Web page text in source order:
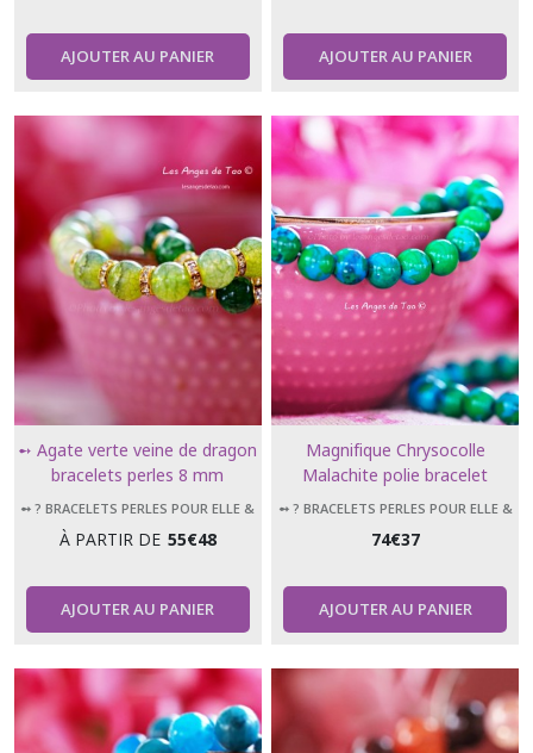
AJOUTER AU PANIER AJOUTER AU PANIER
➻ Agate verte veine de dragon
bracelets perles 8 mm
➻ ? BRACELETS PERLES POUR ELLE &
À PARTIR DE 55€48
AJOUTER AU PANIER
Magnifique Chrysocolle
Malachite polie bracelet
élastique perles 8 mm
➻ ? BRACELETS PERLES POUR ELLE &
74€37
AJOUTER AU PANIER